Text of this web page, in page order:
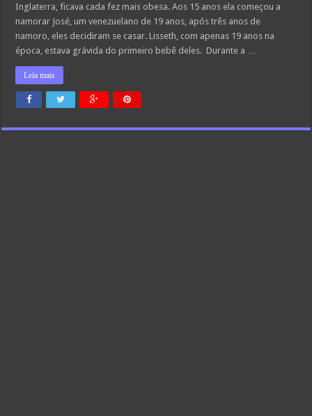
peso,
mas
depois
se
Inglaterra, ficava cada fez mais obesa. Aos 15 anos ela começou a
namorar José, um venezuelano de 19 anos, após três anos de
namoro, eles decidiram se casar. Lisseth, com apenas 19 anos na
época, estava grávida do primeiro bebê deles. Durante a …
Leia mais